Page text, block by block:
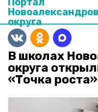
округа
В школах
округа
«Точка роста»